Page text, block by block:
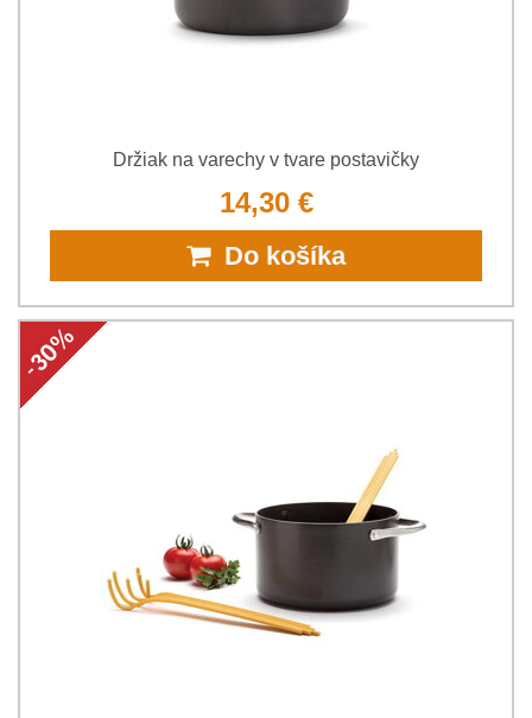
Držiak na varechy v tvare postavičky
14,30 €
Do košíka